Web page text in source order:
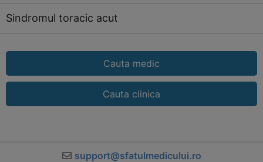
Sindromul toracic acut
Cauta medic
Cauta clinica
support@sfatulmedicului.ro